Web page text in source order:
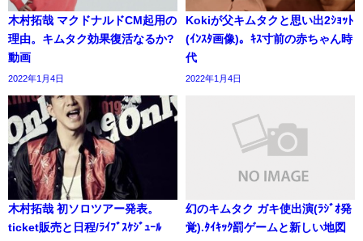
木村拓哉 マクドナルドCM起用の
理由。キムタク効果復活なるか?
動画
2022年1月4日
Kokiが父キムタクと思い出2ｼｮｯﾄ
(ｲﾝｽﾀ画像)。ｷｽ寸前の赤ちゃん時
代
2022年1月4日
木村拓哉 初ソロツアー発表。
ticket販売と日程/ﾗｲﾌﾞｽｹｼﾞｭｰﾙ
幻のキムタク ガキ使出演(ﾗｼﾞｵ発
覚).ﾀｲｷｯｸ罰ゲームと新しい地図